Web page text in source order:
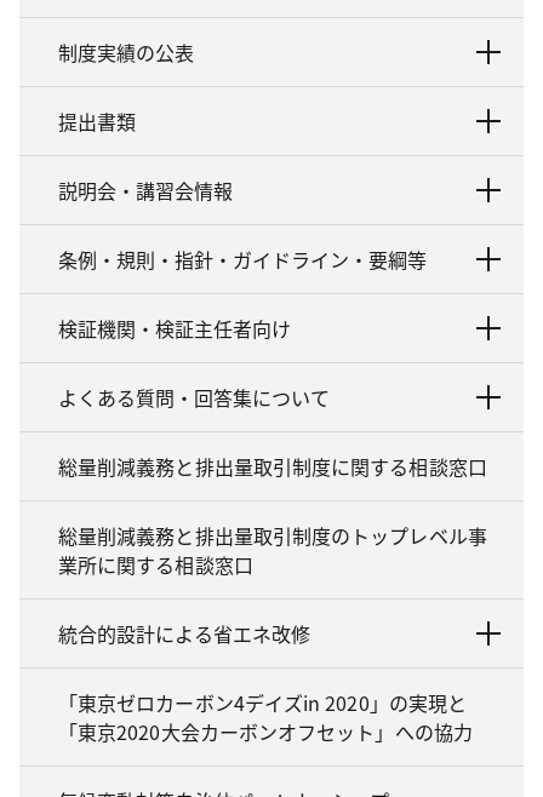
制度実績の公表
提出書類
説明会・講習会情報
条例・規則・指針・ガイドライン・要綱等
検証機関・検証主任者向け
よくある質問・回答集について
総量削減義務と排出量取引制度に関する相談窓口
総量削減義務と排出量取引制度のトップレベル事
業所に関する相談窓口
統合的設計による省エネ改修
「東京ゼロカーボン4デイズin 2020」の実現と
「東京2020大会カーボンオフセット」への協力